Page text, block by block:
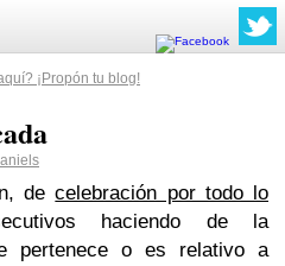
¡Propón tu blog!
decelebración por todo lo
haciendo de la
pertenece o es relativo a